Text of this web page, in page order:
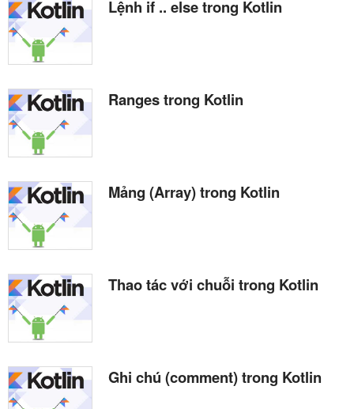
Lệnh if .. else trong Kotlin
Ranges trong Kotlin
Mảng (Array) trong Kotlin
Thao tác với chuỗi trong Kotlin
Ghi chú (comment) trong Kotlin